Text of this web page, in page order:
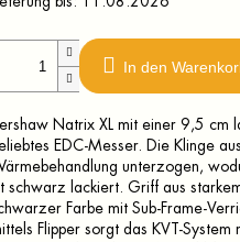
In den
Natrix XL mit einer 9,5 cm
EDC-Messer. Die Klinge
unterzogen,
schwarz lackiert. Griff aus
Farbe mit Sub-Frame-
Flipper sorgt das KVT-